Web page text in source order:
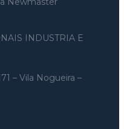
INDUSTRIA E
– Vila Nogueira –